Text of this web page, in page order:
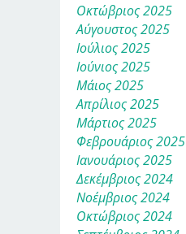
Οκτώβριος 2025
Αύγουστος 2025
Ιούλιος 2025
Ιούνιος 2025
Μάιος 2025
Απρίλιος 2025
Μάρτιος 2025
Φεβρουάριος 2025
Ιανουάριος 2025
Δεκέμβριος 2024
Νοέμβριος 2024
Οκτώβριος 2024